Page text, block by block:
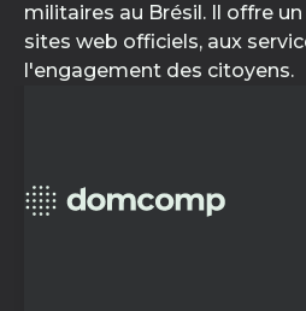
militaires au Brésil. Il offre
sites web officiels, aux
l'engagement des citoyens.